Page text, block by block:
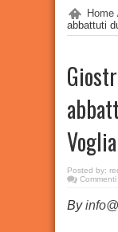
Home
abbattuti
Posted by:
By